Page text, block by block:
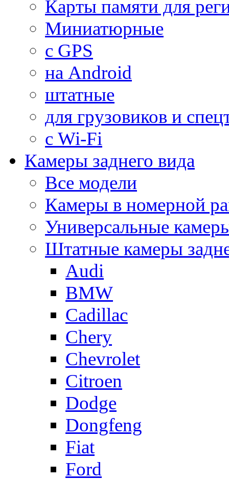
Карты памяти для
Миниатюрные
с GPS
на Android
штатные
для грузовиков и
с Wi-Fi
Камеры заднего вида
Все модели
Камеры в номерной
Универсальные
Штатные камеры
Audi
BMW
Cadillac
Chery
Chevrolet
Citroen
Dodge
Dongfeng
Fiat
Ford